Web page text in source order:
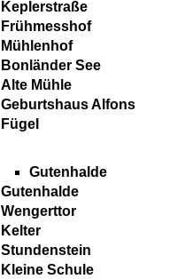
Keplerstraße
Frühmesshof
Mühlenhof
Bonländer See
Alte Mühle
Geburtshaus Alfons
Fügel
Gutenhalde
Gutenhalde
Wengerttor
Kelter
Stundenstein
Kleine Schule